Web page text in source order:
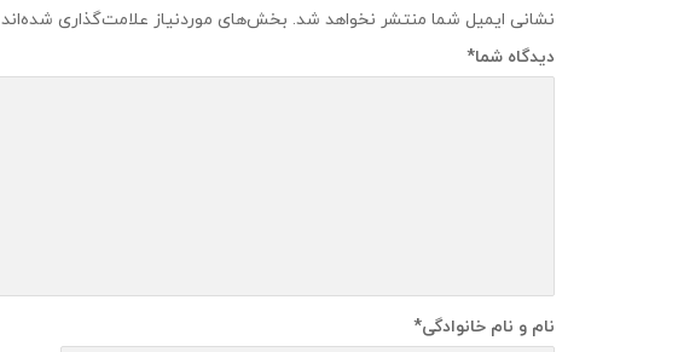
نشانی ایمیل شما منتشر نخواهد شد. بخش‌های موردنیاز علامت‌گذاری شده‌اند
دیدگاه شما*
نام و نام خانوادگی*